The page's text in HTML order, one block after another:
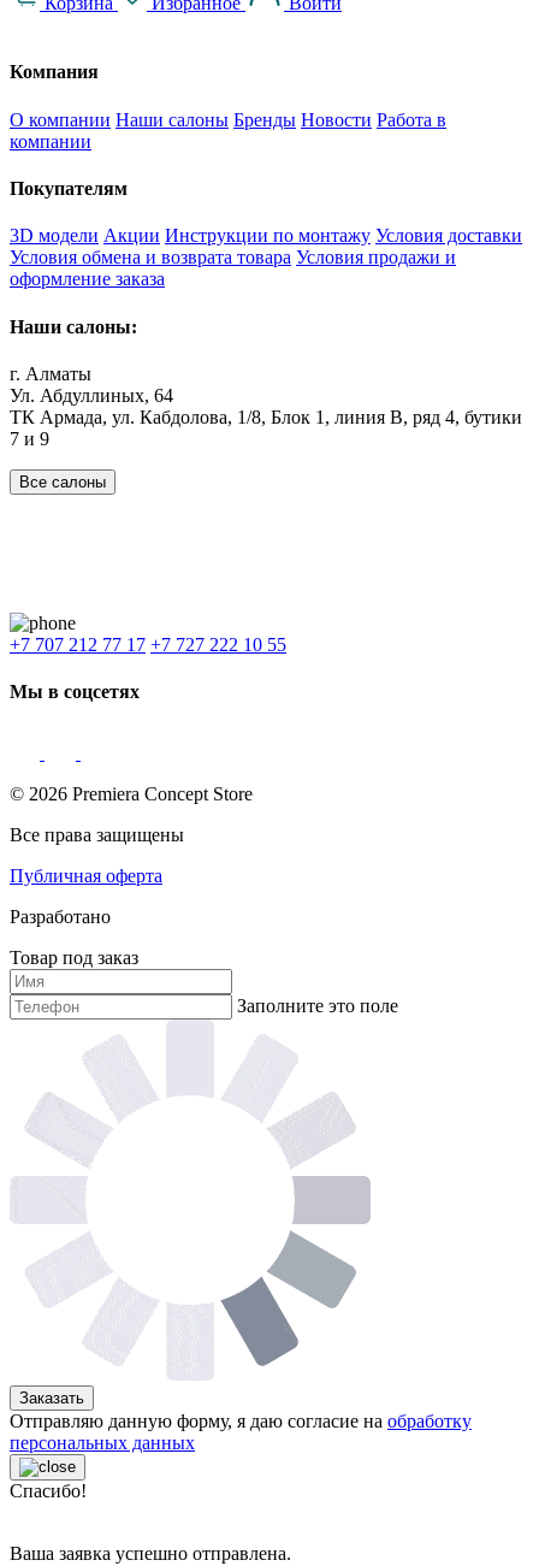
Компания
О компании Наши салоны Бренды Новости Работа в
компании
Покупателям
3D модели Акции Инструкции по монтажу Условия доставки
Условия обмена и возврата товара Условия продажи и
оформление заказа
Наши салоны:
г. Алматы
Ул. Абдуллиных, 64
ТК Армада, ул. Кабдолова, 1/8, Блок 1, линия В, ряд 4, бутики
7 и 9
Все салоны
+7 707 212 77 17 +7 727 222 10 55
Мы в соцсетях
© 2026 Premiera Concept Store
Все права защищены
Публичная оферта
Разработано
Товар под заказ
Заполните это поле
Заказать
Отправляю данную форму, я даю согласие на обработку
персональных данных
Спасибо!
Ваша заявка успешно отправлена.